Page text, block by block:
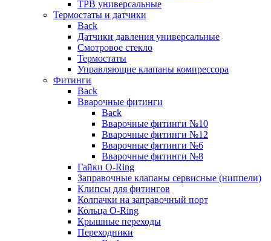
ТРВ универсальные
Термостаты и датчики
Back
Датчики давления универсальные
Смотровое стекло
Термостаты
Управляющие клапаны компрессора
Фитинги
Back
Вварочные фитинги
Back
Вварочные фитинги №10
Вварочные фитинги №12
Вварочные фитинги №6
Вварочные фитинги №8
Гайки O-Ring
Заправочные клапаны сервисные (ниппели)
Клипсы для фитингов
Колпачки на заправочный порт
Кольца O-Ring
Крышные переходы
Переходники